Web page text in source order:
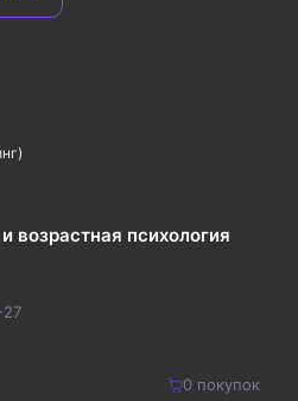
возрастная психология
0покупок